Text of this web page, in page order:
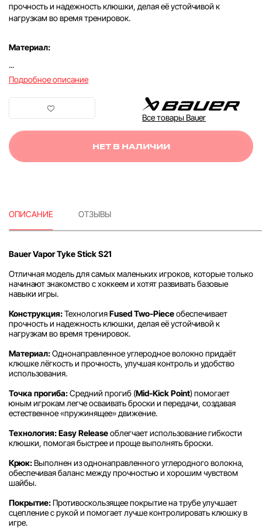
прочность и надежность клюшки, делая её устойчивой к
нагрузкам во время тренировок.
Материал:
...
Подробное описание
Все товары Bauer
НЕТ В НАЛИЧИИ
ОПИСАНИЕ ОТЗЫВЫ
Bauer Vapor Tyke Stick S21
Отличная модель для самых маленьких игроков, которые только
начинают знакомство с хоккеем и хотят развивать базовые
навыки игры.
Конструкция:ТехнологияFused Two-Pieceобеспечивает
прочность и надежность клюшки, делая её устойчивой к
нагрузкам во время тренировок.
Материал:Однонаправленное углеродное волокно придаёт
клюшке лёгкость и прочность, улучшая контроль и удобство
использования.
Точка прогиба:Средний прогиб (Mid-Kick Point) помогает
юным игрокам легче осваивать броски и передачи, создавая
естественное «пружинящее» движение.
Технология:Easy Releaseоблегчает использование гибкости
клюшки, помогая быстрее и проще выполнять броски.
Крюк:Выполнен из однонаправленного углеродного волокна,
обеспечивая баланс между прочностью и хорошим чувством
шайбы.
Покрытие: Противоскользящее покрытие на трубе улучшает
сцепление с рукой и помогает лучше контролировать клюшку в
игре.